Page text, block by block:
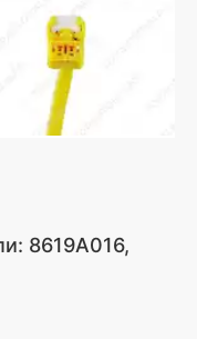
8619A016,